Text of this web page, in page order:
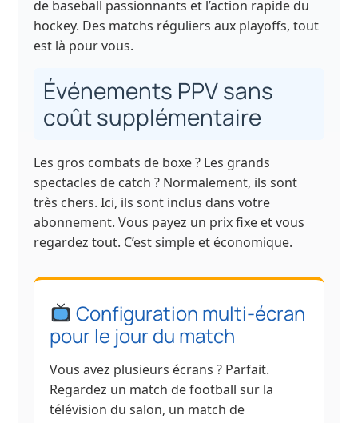
de baseball passionnants et l’action rapide du
hockey. Des matchs réguliers aux playoffs, tout
est là pour vous.
Événements PPV sans
coût supplémentaire
Les gros combats de boxe ? Les grands
spectacles de catch ? Normalement, ils sont
très chers. Ici, ils sont inclus dans votre
abonnement. Vous payez un prix fixe et vous
regardez tout. C’est simple et économique.
Configuration multi-écran
pour le jour du match
Vous avez plusieurs écrans ? Parfait.
Regardez un match de football sur la
télévision du salon, un match de